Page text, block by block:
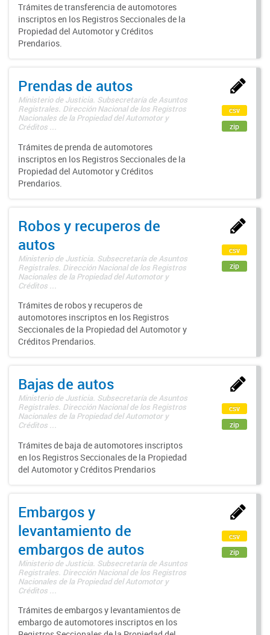
Trámites de transferencia de automotores
inscriptos en los Registros Seccionales de la
Propiedad del Automotor y Créditos
Prendarios.
Prendas de autos
Ministerio de Justicia. Subsecretaría de Asuntos
Registrales. Dirección Nacional de los Registros
Nacionales de la Propiedad del Automotor y
Créditos ...
Trámites de prenda de automotores
inscriptos en los Registros Seccionales de la
Propiedad del Automotor y Créditos
Prendarios.
csv
zip
Robos y recuperos de
autos
Ministerio de Justicia. Subsecretaría de Asuntos
Registrales. Dirección Nacional de los Registros
Nacionales de la Propiedad del Automotor y
Créditos ...
Trámites de robos y recuperos de
automotores inscriptos en los Registros
Seccionales de la Propiedad del Automotor y
Créditos Prendarios.
csv
zip
Bajas de autos
Ministerio de Justicia. Subsecretaría de Asuntos
Registrales. Dirección Nacional de los Registros
Nacionales de la Propiedad del Automotor y
Créditos ...
Trámites de baja de automotores inscriptos
en los Registros Seccionales de la Propiedad
del Automotor y Créditos Prendarios
csv
zip
Embargos y
levantamiento de
embargos de autos
Ministerio de Justicia. Subsecretaría de Asuntos
Registrales. Dirección Nacional de los Registros
Nacionales de la Propiedad del Automotor y
Créditos ...
Trámites de embargos y levantamientos de
embargo de automotores inscriptos en los
csv
zip